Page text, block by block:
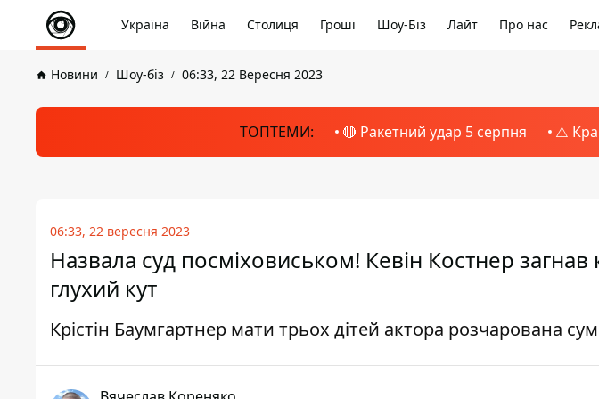
Україна Війна Столиця Гроші Шоу-Біз Лайт Про нас
Новини Шоу-біз 06:33, 22 Вересня 2023
ТОПТЕМИ: 🔴 Ракетний удар 5 серпня ⚠️
06:33, 22 вересня 2023
Назвала суд посміховиськом! Кевін Костнер
глухий кут
Крістін Баумгартнер мати трьох дітей актора розчарована